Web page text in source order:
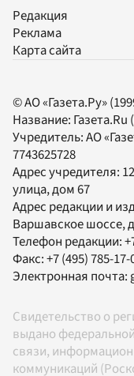
Редакция
Реклама
Карта сайта
© АО «Газета.Ру»
Название: Газета.Ru
Учредитель:АО
7743625728
Адрес учредителя:
улица, дом 67
Адрес редакции и
Варшавское шоссе,
Телефон редакции:
Факс:+7 (495) 785-17-
Электронная почта:
Свидетельство о
выдано
связи,
коммуникаций